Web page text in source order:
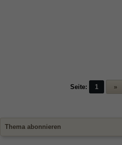
Seite: 1 »
Thema abonnieren